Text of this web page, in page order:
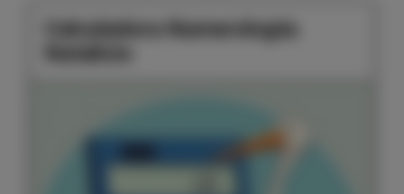
Calculadora Numerología: